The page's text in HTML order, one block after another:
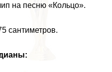
на песню «Кольцо».
сантиметров.